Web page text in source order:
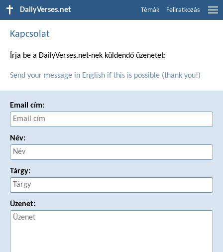
DailyVerses.net Témák Feliratkozás
Kapcsolat
Írja be a DailyVerses.net-nek küldendő üzenetet:
Send your message in English if this is possible (thank you!)
Email cím:
Név:
Tárgy:
Üzenet: